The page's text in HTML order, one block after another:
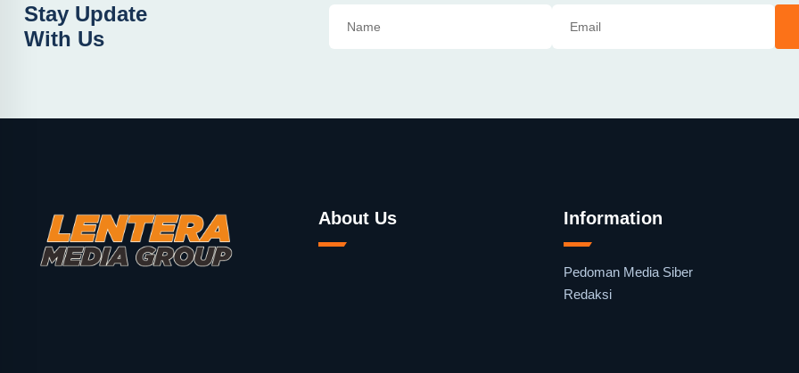
Stay Update
With Us
About Us Information
Pedoman Media Siber
Redaksi